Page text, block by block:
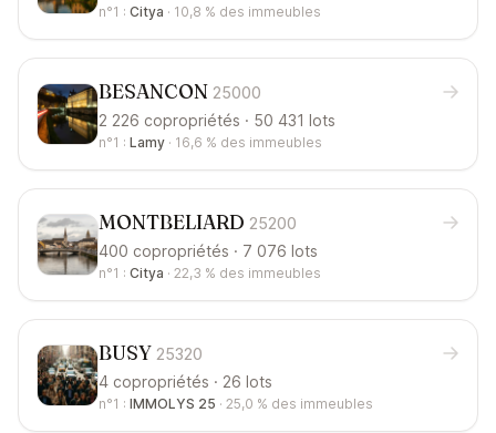
n°1 : Citya · 10,8 % des immeubles
BESANCON 25000
2 226 copropriétés · 50 431 lots
n°1 : Lamy · 16,6 % des immeubles
MONTBELIARD 25200
400 copropriétés · 7 076 lots
n°1 : Citya · 22,3 % des immeubles
BUSY 25320
4 copropriétés · 26 lots
n°1 : IMMOLYS 25 · 25,0 % des immeubles